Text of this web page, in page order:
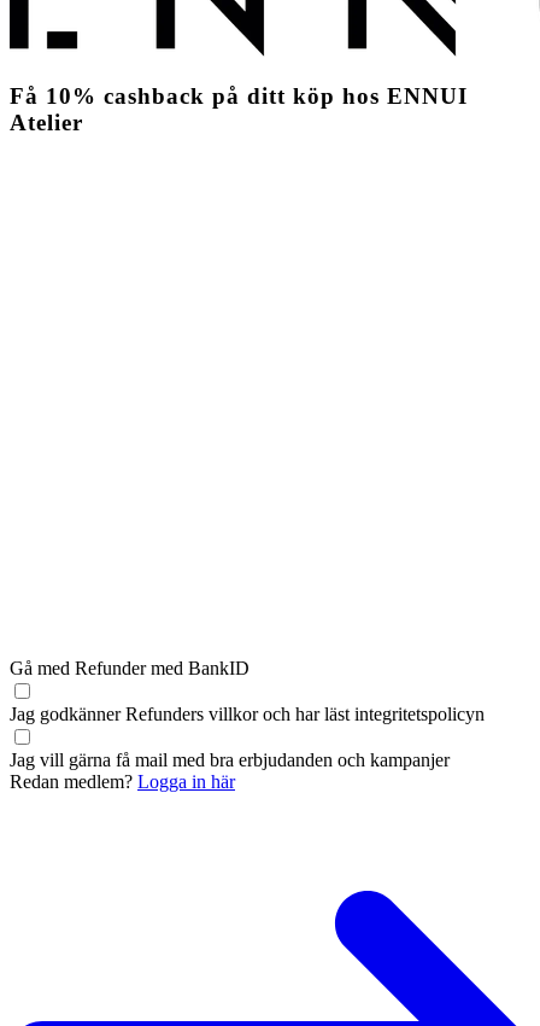
Få 10% cashback på ditt köp hos ENNUI
Atelier
Gå med Refunder med BankID
Jag godkänner Refunders villkoroch har läst integritetspolicyn
Jag vill gärna få mail med bra erbjudanden och kampanjer
Redan medlem? Logga in här